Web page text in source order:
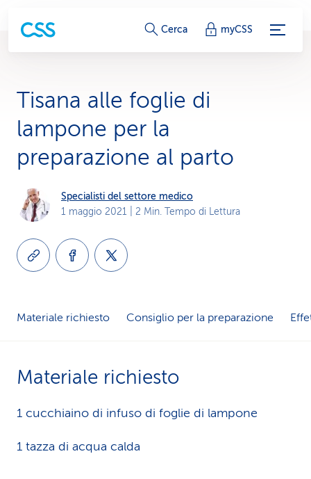
c
g
a
i
s
Cerca myCSS
Tisana alle foglie di
lampone per la
preparazione al parto
Specialisti del settore medico
1 maggio 2021 | 2 Min. Tempo di Lettura
Materiale richiesto Consiglio per la preparazione
Materiale richiesto
1 cucchiaino di infuso di foglie di lampone
1 tazza di acqua calda